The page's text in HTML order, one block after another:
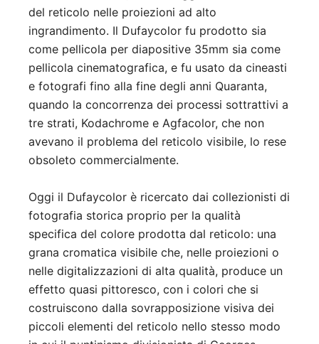
del reticolo nelle proiezioni ad alto
ingrandimento. Il Dufaycolor fu prodotto sia
come pellicola per diapositive 35mm sia come
pellicola cinematografica, e fu usato da cineasti
e fotografi fino alla fine degli anni Quaranta,
quando la concorrenza dei processi sottrattivi a
tre strati, Kodachrome e Agfacolor, che non
avevano il problema del reticolo visibile, lo rese
obsoleto commercialmente.
Oggi il Dufaycolor è ricercato dai collezionisti di
fotografia storica proprio per la qualità
specifica del colore prodotta dal reticolo: una
grana cromatica visibile che, nelle proiezioni o
nelle digitalizzazioni di alta qualità, produce un
effetto quasi pittoresco, con i colori che si
costruiscono dalla sovrapposizione visiva dei
piccoli elementi del reticolo nello stesso modo